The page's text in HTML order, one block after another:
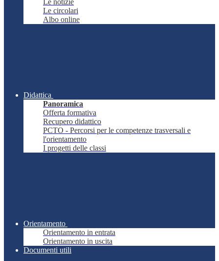
Le notizie
Le circolari
Albo online
Didattica
Panoramica
Offerta formativa
Recupero didattico
PCTO - Percorsi per le competenze trasversali e
l'orientamento
I progetti delle classi
Orientamento
Orientamento in entrata
Orientamento in uscita
Documenti utili